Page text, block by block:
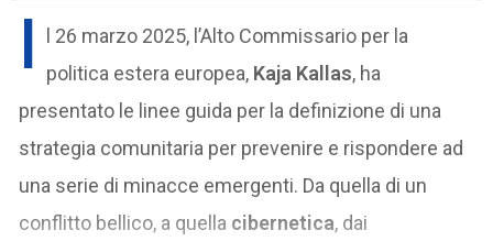
I
l 26 marzo 2025, l’Alto Commissario per la
politica estera europea, Kaja Kallas, ha
presentato le linee guida per la definizione di una
strategia comunitaria per prevenire e rispondere ad
una serie di minacce emergenti. Da quella di un
conflitto bellico, a quella cibernetica, dai